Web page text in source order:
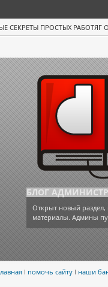
СЕКРЕТЫ ПРОСТЫХ РАБОТЯГ
БЛОГ
Открыт новый раздел,
материалы. Админы
l помочь сайту l наши